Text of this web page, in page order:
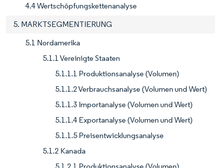
4.4 Wertschöpfungskettenanalyse
5. MARKTSEGMENTIERUNG
5.1 Nordamerika
5.1.1 Vereinigte Staaten
5.1.1.1 Produktionsanalyse (Volumen)
5.1.1.2 Verbrauchsanalyse (Volumen und Wert)
5.1.1.3 Importanalyse (Volumen und Wert)
5.1.1.4 Exportanalyse (Volumen und Wert)
5.1.1.5 Preisentwicklungsanalyse
5.1.2 Kanada